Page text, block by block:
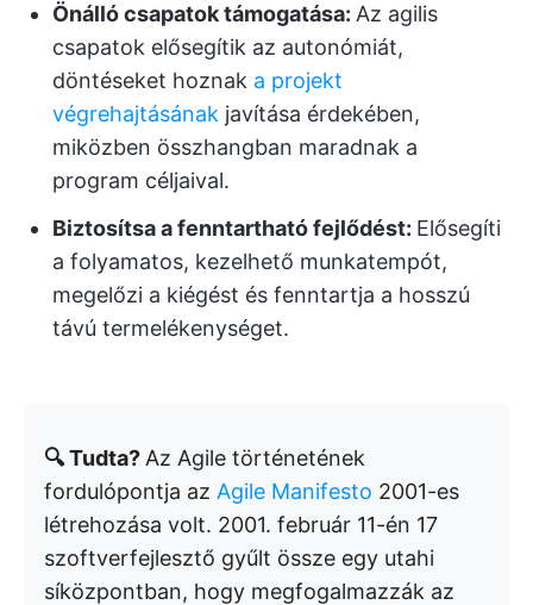
Önálló csapatok támogatása: Az agilis
csapatok elősegítik az autonómiát,
döntéseket hoznak a projekt
végrehajtásának javítása érdekében,
miközben összhangban maradnak a
program céljaival.
Biztosítsa a fenntartható fejlődést: Elősegíti
a folyamatos, kezelhető munkatempót,
megelőzi a kiégést és fenntartja a hosszú
távú termelékenységet.
🔍 Tudta? Az Agile történetének
fordulópontja az Agile Manifesto 2001-es
létrehozása volt. 2001. február 11-én 17
szoftverfejlesztő gyűlt össze egy utahi
síközpontban, hogy megfogalmazzák az